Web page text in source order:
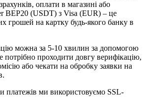
оплати в магазині або
BEP20 (USDT) з Visa (EUR) – це
грошей на картку будь-якого банку в
можна за 5-10 хвилин за допомогою
потрібно проходити довгу верифікацію,
або чекати на обробку заявки на
платежів ми використовуємо SSL-